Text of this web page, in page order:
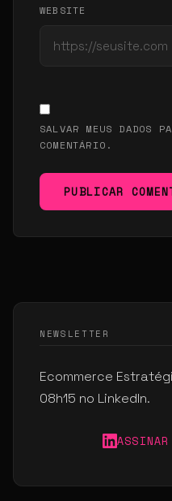
WEBSITE
SALVAR MEUS DADOS
COMENTÁRIO.
PUBLICAR
NEWSLETTER
Ecommerce
08h15 no LinkedIn.